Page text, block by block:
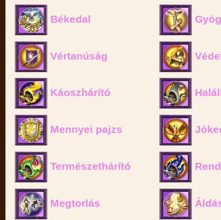
Békedal
Vértanúság
Káoszhárító
Mennyei pajzs
Természethárító
Megtorlás